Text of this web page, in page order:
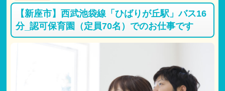
※マイカー通勤可能 対人無制限任意保険加入が条件
【試用期間】
月給共に、正規雇用と同条件
【新座市】西武池袋線「ひばりが丘駅」バス16
分_認可保育園（定員70名）でのお仕事です